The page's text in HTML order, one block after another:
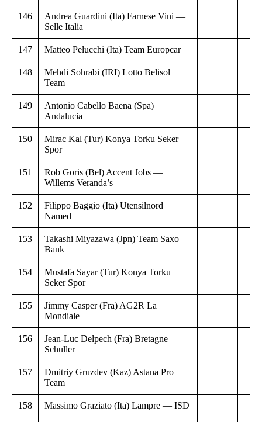
146
Andrea Guardini (Ita) Farnese Vini —
Selle Italia
147 Matteo Pelucchi (Ita) Team Europcar
148
Mehdi Sohrabi (IRI) Lotto Belisol
Team
149
Antonio Cabello Baena (Spa)
Andalucia
150
Mirac Kal (Tur) Konya Torku Seker
Spor
151
Rob Goris (Bel) Accent Jobs —
Willems Veranda’s
152
Filippo Baggio (Ita) Utensilnord
Named
153
Takashi Miyazawa (Jpn) Team Saxo
Bank
154
Mustafa Sayar (Tur) Konya Torku
Seker Spor
155
Jimmy Casper (Fra) AG2R La
Mondiale
156
Jean-Luc Delpech (Fra) Bretagne —
Schuller
157
Dmitriy Gruzdev (Kaz) Astana Pro
Team
158 Massimo Graziato (Ita) Lampre — ISD